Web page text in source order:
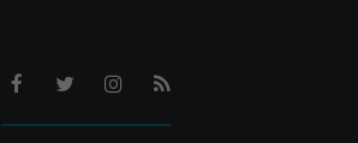
FacebookTwitterInstagram
RSS